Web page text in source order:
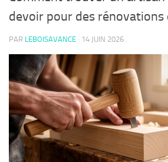
devoir pour des rénovations
PAR LEBOISAVANCE · 14 JUIN 2026